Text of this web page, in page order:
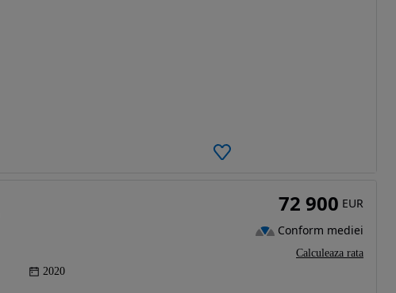
2020
72 900 EUR
Conform mediei
Calculeaza rata